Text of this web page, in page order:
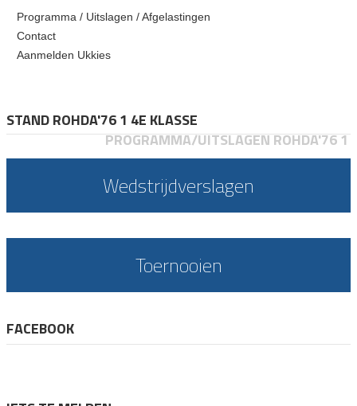
Programma / Uitslagen / Afgelastingen
Contact
Aanmelden Ukkies
STAND ROHDA'76 1 4E KLASSE
PROGRAMMA/UITSLAGEN ROHDA'76 1
Wedstrijdverslagen
Toernooien
FACEBOOK